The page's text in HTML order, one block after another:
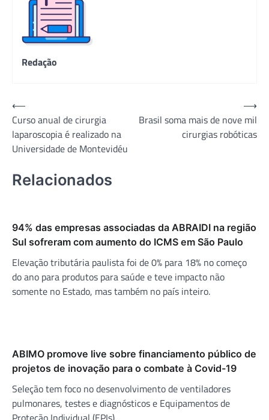
Redação
Navegação
de
Post
⟵
Curso anual de cirurgia
laparoscopia é realizado na
Universidade de Montevidéu
Brasil soma mais de nove mil
cirurgias robóticas
⟶
Relacionados
94% das empresas associadas da ABRAIDI na região
Sul sofreram com aumento do ICMS em São Paulo
Elevação tributária paulista foi de 0% para 18% no começo
do ano para produtos para saúde e teve impacto não
somente no Estado, mas também no país inteiro.
ABIMO promove live sobre financiamento público de
projetos de inovação para o combate à Covid-19
Seleção tem foco no desenvolvimento de ventiladores
pulmonares, testes e diagnósticos e Equipamentos de